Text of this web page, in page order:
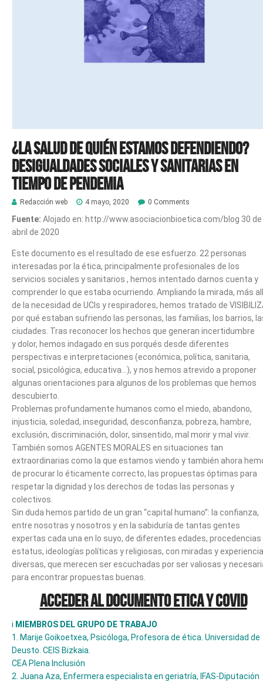
¿La salud de quién estamos defendiendo?
Desigualdades sociales y sanitarias en
tiempo de pendemia
Redacción web 4 mayo, 2020 0 Comments
Fuente: Alojado en: http://www.asociacionbioetica.com/blog 30 de
abril de 2020
Este documento es el resultado de ese esfuerzo. 22 personas
interesadas por la ética, principalmente profesionales de los
servicios sociales y sanitarios , hemos intentado darnos cuenta y
comprender lo que estaba ocurriendo. Ampliando la mirada, más
de la necesidad de UCIs y respiradores, hemos tratado de
por qué estaban sufriendo las personas, las familias, los barrios,
ciudades. Tras reconocer los hechos que generan incertidumbre
y dolor, hemos indagado en sus porqués desde diferentes
perspectivas e interpretaciones (económica, política, sanitaria,
social, psicológica, educativa…), y nos hemos atrevido a proponer
algunas orientaciones para algunos de los problemas que hemos
descubierto.
Problemas profundamente humanos como el miedo, abandono,
injusticia, soledad, inseguridad, desconfianza, pobreza, hambre,
exclusión, discriminación, dolor, sinsentido, mal morir y mal vivir.
También somos AGENTES MORALES en situaciones tan
extraordinarias como la que estamos viendo y también ahora
de procurar lo éticamente correcto, las propuestas óptimas para
respetar la dignidad y los derechos de todas las personas y
colectivos.
Sin duda hemos partido de un gran “capital humano”: la confianza,
entre nosotras y nosotros y en la sabiduría de tantas gentes
expertas cada una en lo suyo, de diferentes edades, procedencias
estatus, ideologías políticas y religiosas, con miradas y
diversas, que merecen ser escuchadas por ser valiosas y
para encontrar propuestas buenas.
Acceder al DOCUMENTO ETICA Y COVID
i MIEMBROS DEL GRUPO DE TRABAJO
1. Marije Goikoetxea, Psicóloga, Profesora de ética. Universidad de
Deusto. CEIS Bizkaia.
CEA Plena Inclusión
2. Juana Aza, Enfermera especialista en geriatría, IFAS-Diputación